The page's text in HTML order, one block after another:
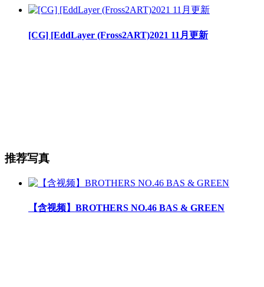
[CG] [EddLayer (Fross2ART)2021 11月更新
推荐写真
【含视频】BROTHERS NO.46 BAS & GREEN